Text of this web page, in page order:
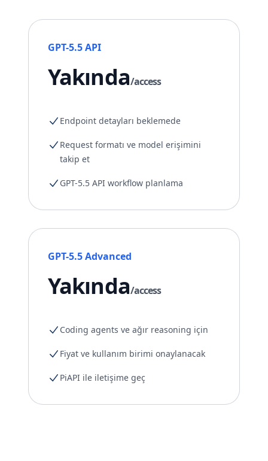
GPT-5.5 API
Yakında/access
Endpoint detayları beklemede
Request formatı ve model erişimini
takip et
GPT-5.5 API workflow planlama
GPT-5.5 Advanced
Yakında/access
Coding agents ve ağır reasoning için
Fiyat ve kullanım birimi onaylanacak
PiAPI ile iletişime geç